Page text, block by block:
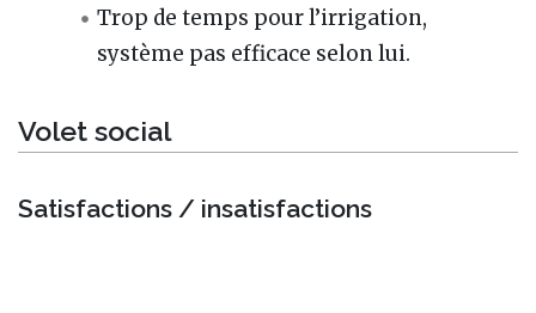
Trop de temps pour l’irrigation,
système pas efficace selon lui.
Volet social
Satisfactions / insatisfactions